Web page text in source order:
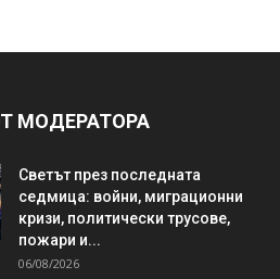
МОДЕРАТОРА
Светът през последната
седмица: войни, миграционни
кризи, политически трусове,
пожари и...
06/08/2026